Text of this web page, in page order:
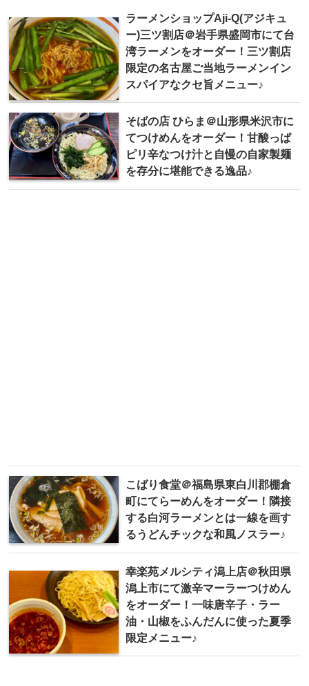
ラーメンショップAji-Q(アジキュ
ー)三ツ割店＠岩手県盛岡市にて台
湾ラーメンをオーダー！三ツ割店
限定の名古屋ご当地ラーメンイン
スパイアなクセ旨メニュー♪
そばの店 ひらま＠山形県米沢市に
てつけめんをオーダー！甘酸っぱ
ピリ辛なつけ汁と自慢の自家製麺
を存分に堪能できる逸品♪
こばり食堂＠福島県東白川郡棚倉
町にてらーめんをオーダー！隣接
する白河ラーメンとは一線を画す
るうどんチックな和風ノスラー♪
幸楽苑メルシティ潟上店＠秋田県
潟上市にて激辛マーラーつけめん
をオーダー！一味唐辛子・ラー
油・山椒をふんだんに使った夏季
限定メニュー♪